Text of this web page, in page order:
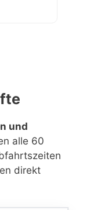
und
alle 60
direkt